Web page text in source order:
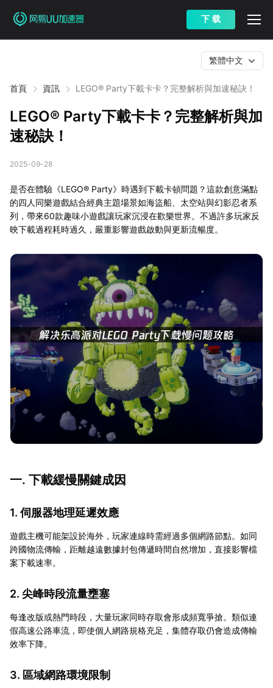
下 载
首頁 資訊 LEGO® Party下載卡卡？完整解析與加速秘訣！
繁體中文
LEGO® Party下載卡卡？完整解析與加
速秘訣！
2025-09-28
是否在體驗《LEGO® Party》時遇到下載卡頓問題？這款創意滿點
的四人同樂遊戲結合經典主題場景如海盜船、太空站與幻影忍者系
列，帶來60款趣味小遊戲讓玩家沉浸在歡樂世界。不過許多玩家反
映下載過程耗時過久，嚴重影響遊戲啟動與更新流暢度。
一. 下載緩慢關鍵成因
1. 伺服器地理延遲效應
遊戲主機可能架設於海外，玩家連線時需經過多個網路節點。如同
跨國物流傳輸，距離越遠數據封包傳遞時間自然增加，直接影響檔
案下載速率。
2. 尖峰時段流量壅塞
每逢改版或熱門時段，大量玩家同時存取會形成頻寬爭搶。類似連
假高速公路車流，即使個人網路規格充足，集體存取仍會造成傳輸
效率下降。
3. 區域網路環境限制